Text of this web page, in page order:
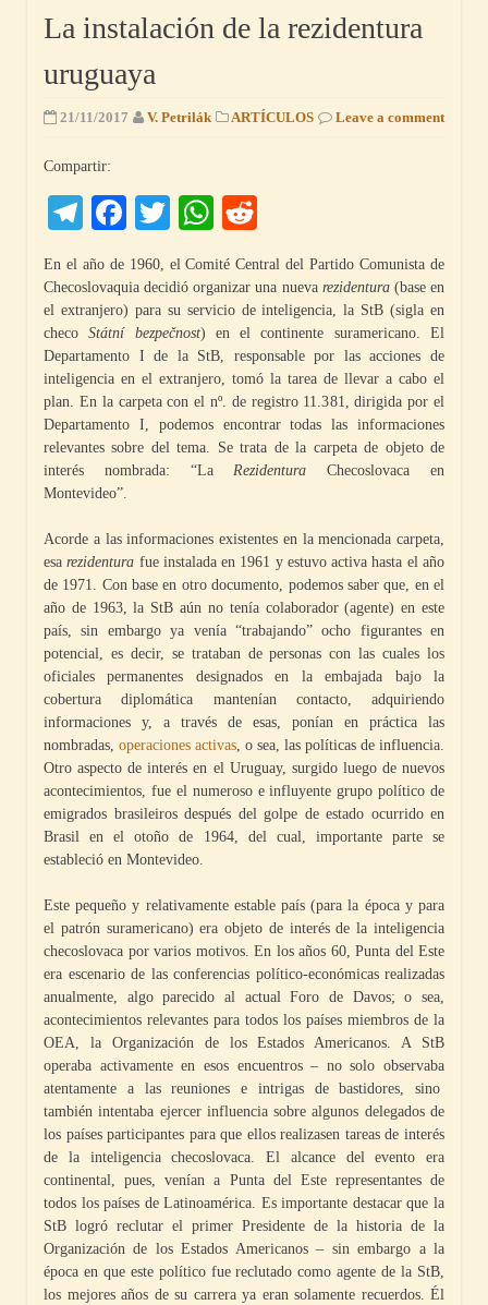
La instalación de la rezidentura
uruguaya
21/11/2017 V. Petrilák ARTÍCULOS Leave a comment
Compartir:
Telegram
Facebook
TwitterWhatsApp
En el año de 1960, el Comité Central del Partido Comunista de
Checoslovaquia decidió organizar una nueva rezidentura(base en
el extranjero) para su servicio de inteligencia, la StB (sigla en
checoStátní bezpečnost) en el continente suramericano. El
Departamento I de la StB, responsable por las acciones de
inteligencia en el extranjero, tomó la tarea de llevar a cabo el
plan. En la carpeta con el nº. de registro 11.381, dirigida por el
Departamento I, podemos encontrar todas las informaciones
relevantes sobre del tema. Se trata de la carpeta de objeto de
interés nombrada: “LaRezidentura Checoslovaca en
Montevideo”.
Acorde a las informaciones existentes en la mencionada carpeta,
esarezidentura fue instalada en 1961 y estuvo activa hasta el año
de 1971. Con base en otro documento, podemos saber que, en el
año de 1963, la StB aún no tenía colaborador (agente) en este
país, sin embargo ya venía “trabajando” ocho figurantes en
potencial, es decir, se trataban de personas con las cuales los
oficiales permanentes designados en la embajada bajo la
cobertura diplomática mantenían contacto, adquiriendo
informaciones y, a través de esas, ponían en práctica las
nombradas, operaciones activas, o sea, las políticas de influencia.
Otro aspecto de interés en el Uruguay, surgido luego de nuevos
acontecimientos, fue el numeroso e influyente grupo político de
emigrados brasileiros después del golpe de estado ocurrido en
Brasil en el otoño de 1964, del cual, importante parte se
estableció en Montevideo.
Este pequeño y relativamente estable país (para la época y para
el patrón suramericano) era objeto de interés de la inteligencia
checoslovaca por varios motivos. En los años 60, Punta del Este
era escenario de las conferencias político-económicas realizadas
anualmente, algo parecido al actual Foro de Davos; o sea,
acontecimientos relevantes para todos los países miembros de la
OEA, la Organización de los Estados Americanos. A StB
operaba activamente en esos encuentros – no solo observaba
atentamente a las reuniones e intrigas de bastidores, sino
también intentaba ejercer influencia sobre algunos delegados de
los países participantes para que ellos realizasen tareas de interés
de la inteligencia checoslovaca. El alcance del evento era
continental, pues, venían a Punta del Este representantes de
todos los países de Latinoamérica. Es importante destacar que la
StB logró reclutar el primer Presidente de la historia de la
Organización de los Estados Americanos – sin embargo a la
época en que este político fue reclutado como agente de la StB,
los mejores años de su carrera ya eran solamente recuerdos. Él